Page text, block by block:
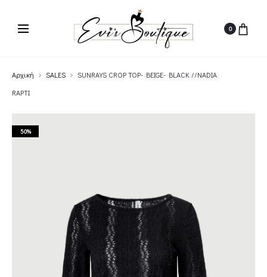
0
Αρχική SALES
SUNRAYS CROP TOP- BEIGE- BLACK //NADIA
RAPTI
50%